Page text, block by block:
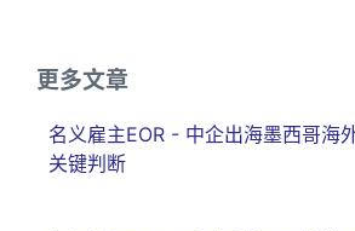
更多文章
名义雇主EOR - 中企出海墨西哥海
关键判断